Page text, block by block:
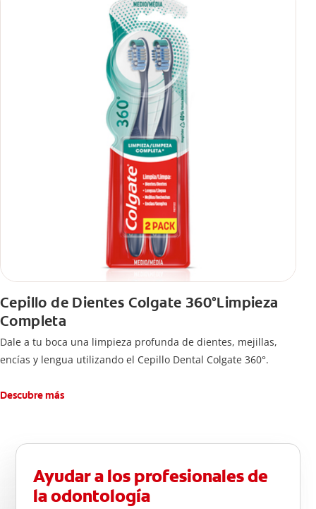
Cepillo de Dientes Colgate 360°Limpieza
Completa
Dale a tu boca una limpieza profunda de dientes, mejillas,
encías y lengua utilizando el Cepillo Dental Colgate 360°.
Descubre más
Ayudar a los profesionales de
la odontología